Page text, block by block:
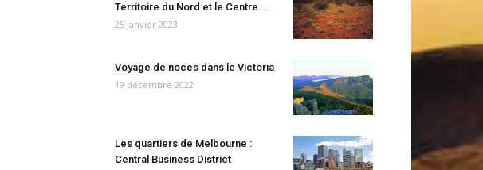
Territoire du Nord et le Centre...
25 janvier 2023
Voyage de noces dans le Victoria
19 décembre 2022
Les quartiers de Melbourne :
Central Business District